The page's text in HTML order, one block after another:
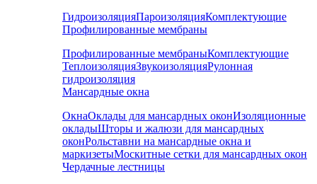
ГидроизоляцияПароизоляцияКомплектующие
Профилированные мембраны
Профилированные мембраныКомплектующие
ТеплоизоляцияЗвукоизоляцияРулонная
гидроизоляция
Мансардные окна
ОкнаОклады для мансардных оконИзоляционные
окладыШторы и жалюзи для мансардных
оконРольставни на мансардные окна и
маркизетыМоскитные сетки для мансардных окон
Чердачные лестницы